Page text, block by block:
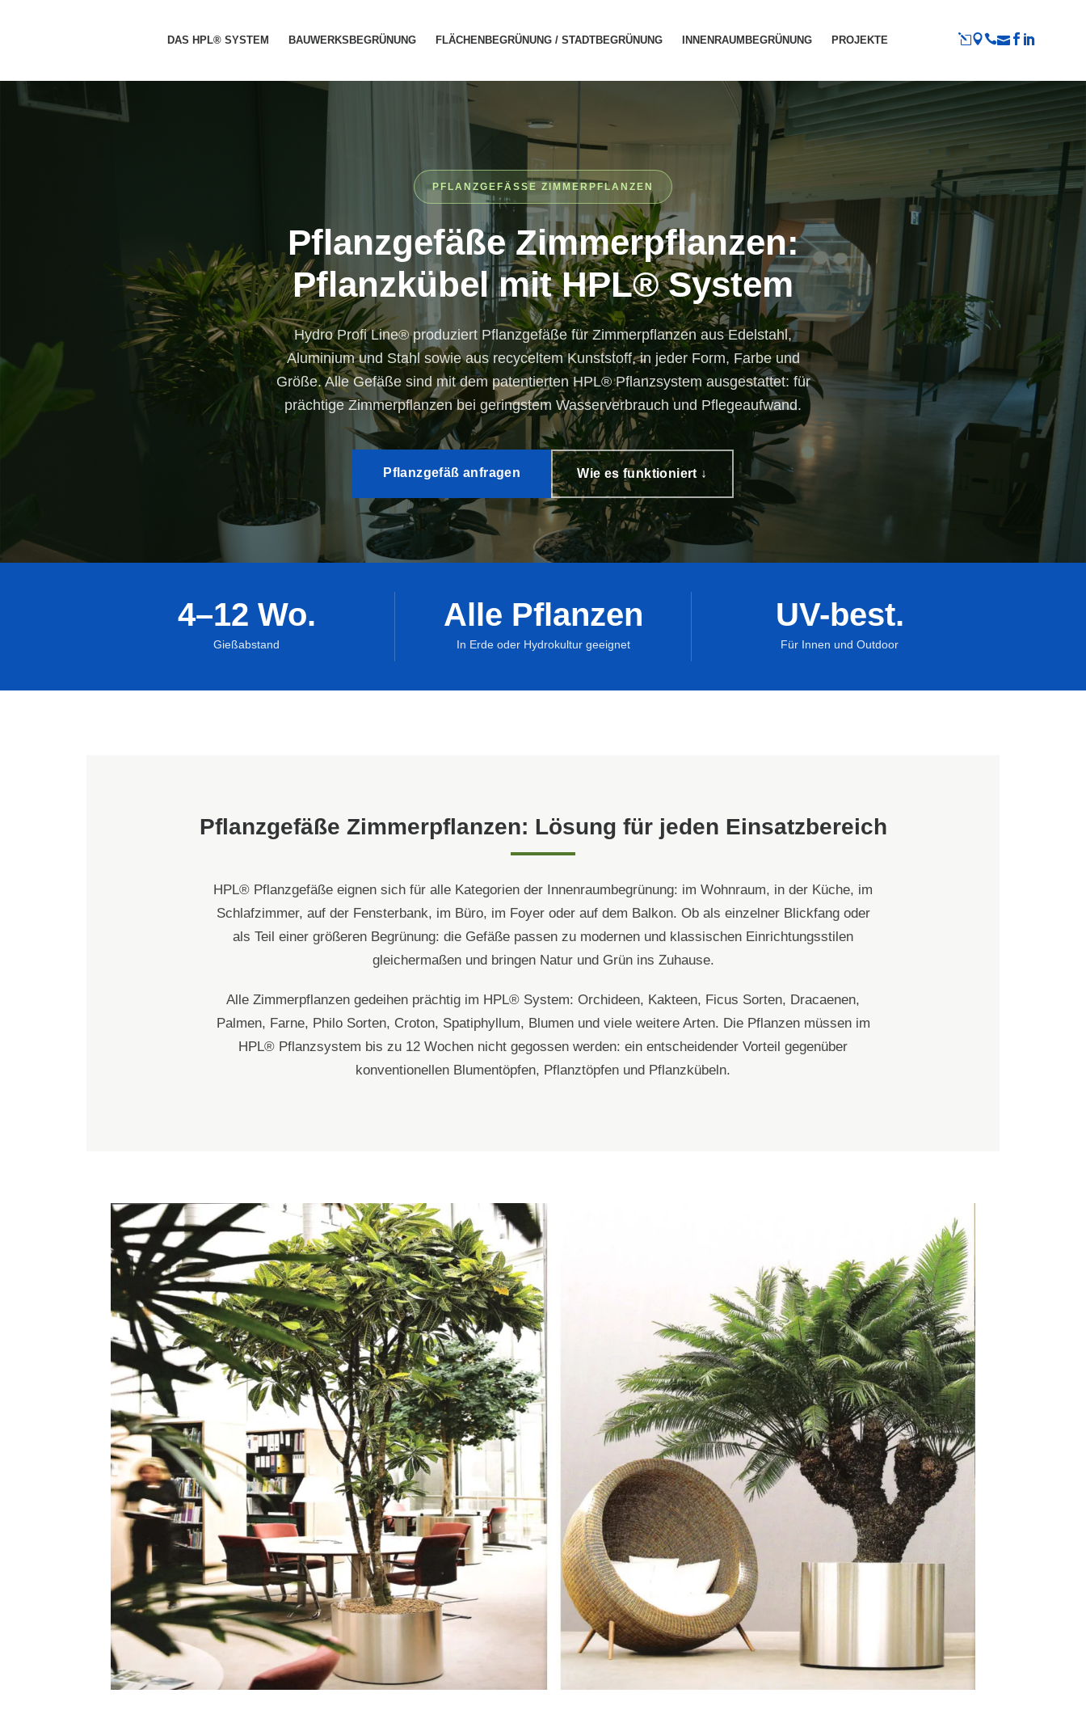
DAS HPL® SYSTEM BAUWERKSBEGRÜNUNG
wandgebunden
Solaranlagen mit
Extensivbegrünung
Balkon- & Terrassenbegrünung
Luftbefeuchtung über Dachflächen
Carportproduktion
Sicht- & Schallschutzwände
FLÄCHENBEGRÜNUNG / STADTBEGRÜNUNG
Pflanzgefäße multifunktional
Pflanzgefäße XXL
INNENRAUMBEGRÜNUNG
Pflanzgefäße für
PROJEKTE
PFLANZGEFÄSSE ZIMMERPFLANZEN
Pflanzgefäße Zimmerpflanzen:
Pflanzkübel mit HPL® System
Hydro Profi Line® produziert Pflanzgefäße für Zimmerpflanzen aus Edelstahl,
Aluminium und Stahl sowie aus recyceltem Kunststoff, in jeder Form, Farbe und
Größe. Alle Gefäße sind mit dem patentierten HPL® Pflanzsystem ausgestattet: für
prächtige Zimmerpflanzen bei geringstem Wasserverbrauch und Pflegeaufwand.
Pflanzgefäß anfragen Wie es funktioniert ↓
4–12 Wo.
Gießabstand
Alle Pflanzen
In Erde oder Hydrokultur geeignet
UV-best.
Für Innen und Outdoor
Pflanzgefäße Zimmerpflanzen: Lösung für jeden Einsatzbereich
HPL® Pflanzgefäße eignen sich für alle Kategorien der Innenraumbegrünung: im Wohnraum, in der Küche, im
Schlafzimmer, auf der Fensterbank, im Büro, im Foyer oder auf dem Balkon. Ob als einzelner Blickfang oder
als Teil einer größeren Begrünung: die Gefäße passen zu modernen und klassischen Einrichtungsstilen
gleichermaßen und bringen Natur und Grün ins Zuhause.
Alle Zimmerpflanzen gedeihen prächtig im HPL® System: Orchideen, Kakteen, Ficus Sorten, Dracaenen,
Palmen, Farne, Philo Sorten, Croton, Spatiphyllum, Blumen und viele weitere Arten. Die Pflanzen müssen im
HPL® Pflanzsystem bis zu 12 Wochen nicht gegossen werden: ein entscheidender Vorteil gegenüber
konventionellen Blumentöpfen, Pflanztöpfen und Pflanzkübeln.